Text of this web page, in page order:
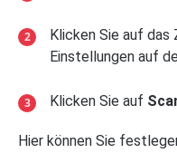
Klicken Sie auf das
Einstellungen auf
Klicken Sie auf
Hier können Sie